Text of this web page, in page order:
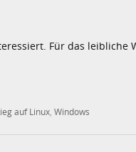
Für das leibliche
auf Linux, Windows